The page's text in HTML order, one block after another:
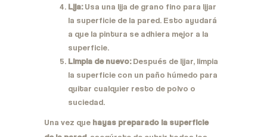
Lija:Usa una lija de grano fino para lijar
la superficie de la pared. Esto ayudará
a que la pintura se adhiera mejor a la
superficie.
Limpia de nuevo:Después de lijar, limpia
la superficie con un paño húmedo para
quitar cualquier resto de polvo o
suciedad.
Una vez que hayas preparado la superficie